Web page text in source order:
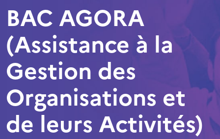
BAC AGORA
(Assistance à la
Gestion des
Organisations et
de leurs Activités)